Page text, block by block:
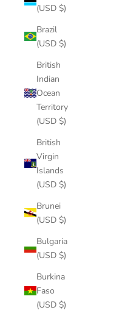
(USD $)
Brazil
(USD $)
British
Indian
Ocean
Territory
(USD $)
British
Virgin
Islands
(USD $)
Brunei
(USD $)
Bulgaria
(USD $)
Burkina
Faso
(USD $)